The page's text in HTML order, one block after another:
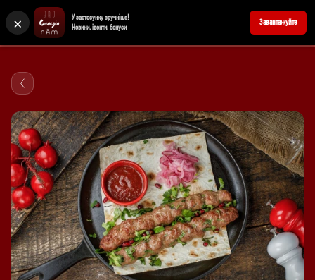
×
У застосунку зручніше!
Новини, івенти, бонуси
Завантажуйте
+380676902727 Reserve a table